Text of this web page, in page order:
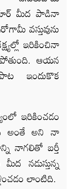
మీద పాడినా
వస్తువును
ఇరికించినా
ఆయన
ఇందుకొక
ఇరికించడం
అంతే అని నా
నాగలితో బర్తీ
నడుస్తున్న
లాంటిది.